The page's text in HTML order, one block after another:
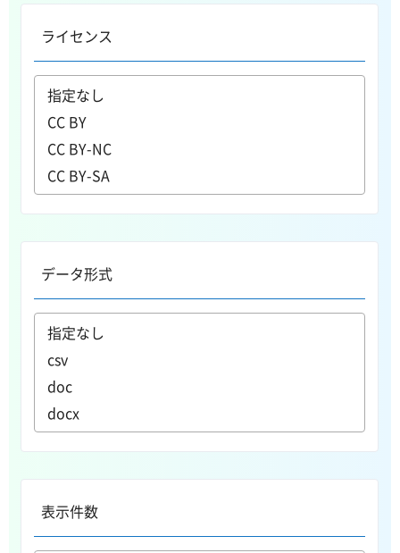
ライセンス
データ形式
表示件数